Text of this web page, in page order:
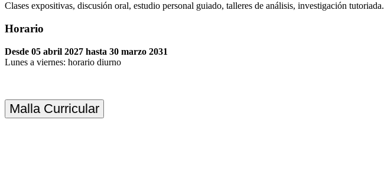
Clases expositivas, discusión oral, estudio personal guiado, talleres de análisis, investigación tutoriada.
Horario
Desde 05 abril 2027 hasta 30 marzo 2031
Lunes a viernes: horario diurno
Malla Curricular